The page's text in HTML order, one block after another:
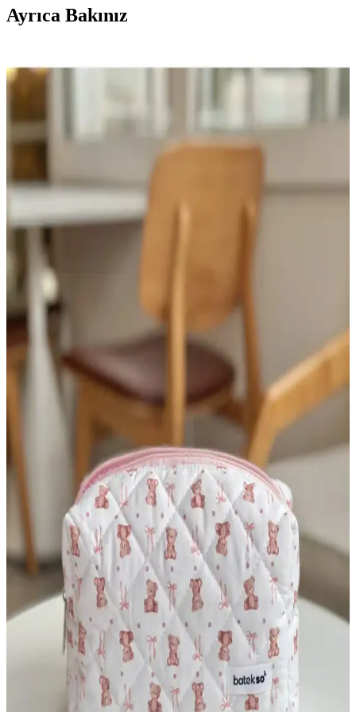
Ayrıca Bakınız
Genel Markalar Çantalı 12 Parça Manikür ve
Pedikür Seti ile Kişisel Bakım Kolaylığı
El ve ayak bakımı için tasarlanmış 12 parçalık set, taşıma çantasıyla
hijyenik ve pratik kullanım sağlar. Metal yapısı ince olsa da, dikkatli
kullanılması önerilir.
Seyahatleriniz İçin En Uygun Kozmetik Çantası
Seçimi ve Pratik Kullanım İpuçları
Kozmetik çantası seçerken malzeme kalitesi, bölme sayısı ve su
seyahat konforunuzu artırabilirsiniz.
Papatya Desenli Büyük Boy Makyaj Çantaları:
Fonksiyonellik ve Estetiğin Birleşimi
Papatya desenleriyle süslenmiş büyük makyaj çantaları, geniş iç
hacmi ve dayanıklı yapısıyla pratik kullanım sağlar, estetik
görünümüyle de dikkat çeker.
Büyük Boy Bej Renkli Makyaj Çantası Seçenekleri
Bej renkli büyük makyaj çantaları, dayanıklı malzemeleri ve pratik
tasarımıyla makyaj ürünlerinizi güvenle taşımanızı sağlar. Geniş
bölmeleri ve şık görünümüyle kullanıcıların tercihidir.
Makyaj Çantası Seçiminde Boyut ve Malzeme
Makyaj çantası seçiminde boyut ve malzeme faktörleri, kullanım
amacı ve ihtiyaçlara uygunluk açısından büyük önem taşır. Doğru
seçimle ürünlerin korunması ve düzenli taşınması sağlanır.
Kozmetik Çanta Seçimi ve Seyahatlerde Kullanım
İpuçları: Pratik ve Dayanıklı Modeller
Seyahat ve günlük kullanım için ideal kozmetik çanta seçiminde
boyut, malzeme ve tasarım önemli. Dayanıklı, pratik ve düzenli
taşıma sağlayan modellerle bakım ürünlerinizi kolayca organize